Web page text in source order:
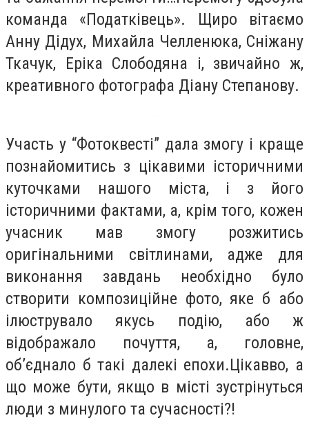
команда «Податківець». Щиро вітаємо
Анну Дідух, Михайла Челленюка, Сніжану
Ткачук, Еріка Слободяна і, звичайно ж,
креативного фотографа Діану Степанову.
Участь у “Фотоквесті” дала змогу і краще
познайомитись з цікавими історичними
куточками нашого міста, і з його
історичними фактами, а, крім того, кожен
учасник мав змогу розжитись
оригінальними світлинами, адже для
виконання завдань необхідно було
створити композиційне фото, яке б або
ілюструвало якусь подію, або ж
відображало почуття, а, головне,
об’єднало б такі далекі епохи.Цікавво, а
що може бути, якщо в місті зустрінуться
люди з минулого та сучасності?!